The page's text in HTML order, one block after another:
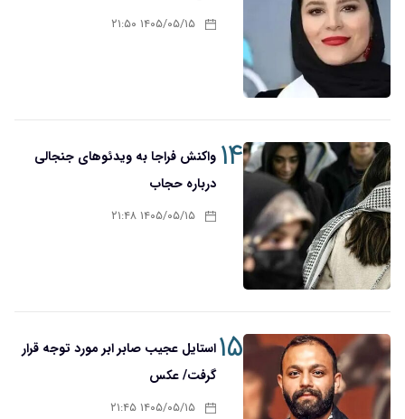
۱۴۰۵/۰۵/۱۵ ۲۱:۵۰
۱۴ واکنش فراجا به ویدئوهای جنجالی
درباره حجاب
۱۴۰۵/۰۵/۱۵ ۲۱:۴۸
۱۵استایل عجیب صابر ابر مورد توجه قرار
گرفت/ عکس
۱۴۰۵/۰۵/۱۵ ۲۱:۴۵